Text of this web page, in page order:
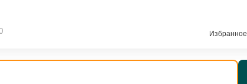
Избранное